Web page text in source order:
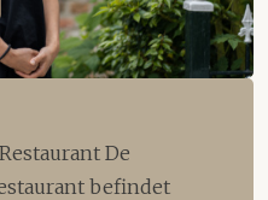
De
befindet